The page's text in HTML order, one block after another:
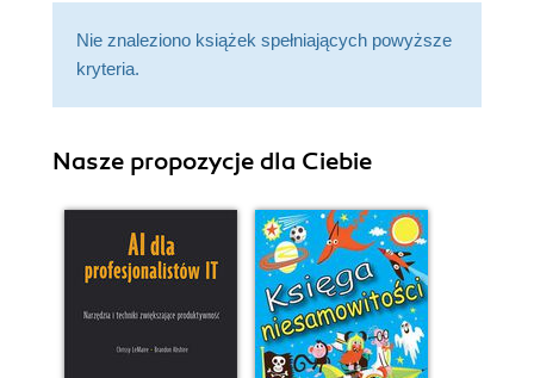
Nie znaleziono książek spełniających powyższe
kryteria.
Nasze propozycje dla Ciebie